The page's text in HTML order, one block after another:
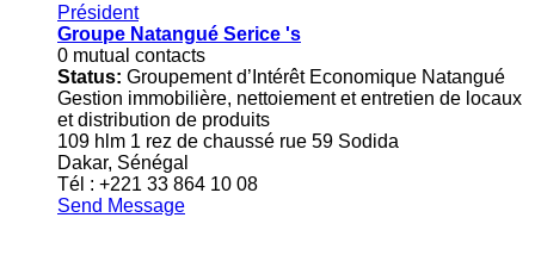
Président
Groupe Natangué Serice 's
0 mutual contacts
Status: Groupement d’Intérêt Economique Natangué
Gestion immobilière, nettoiement et entretien de locaux
et distribution de produits
109 hlm 1 rez de chaussé rue 59 Sodida
Dakar, Sénégal
Tél : +221 33 864 10 08
Send Message